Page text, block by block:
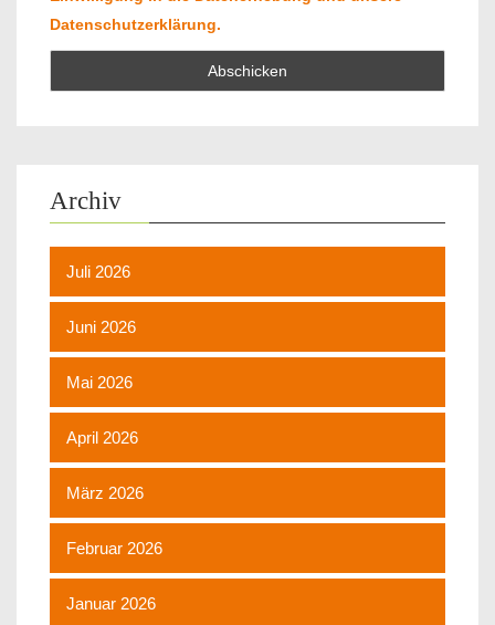
Datenschutzerklärung.
Archiv
Juli 2026
Juni 2026
Mai 2026
April 2026
März 2026
Februar 2026
Januar 2026